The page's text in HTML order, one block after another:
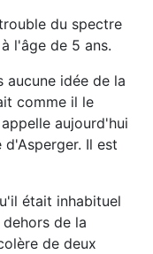
du spectre
l'âge de 5 ans.
aucune idée de la
comme il le
aujourd'hui
Il est
était inhabituel
de la
de deux